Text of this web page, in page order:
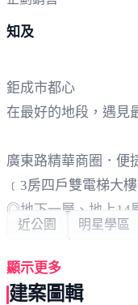
知及
鉅成市都心
在最好的地段，遇見
廣東路精華商圈．便
﹝3房四戶雙電梯大樓
◎地下一層、地上14
◎僅51戶珍稀釋出
◎格局方正舒適，三
◎外觀俐落現代設計
近公園 明星學區
顯示更多
建案圖輯